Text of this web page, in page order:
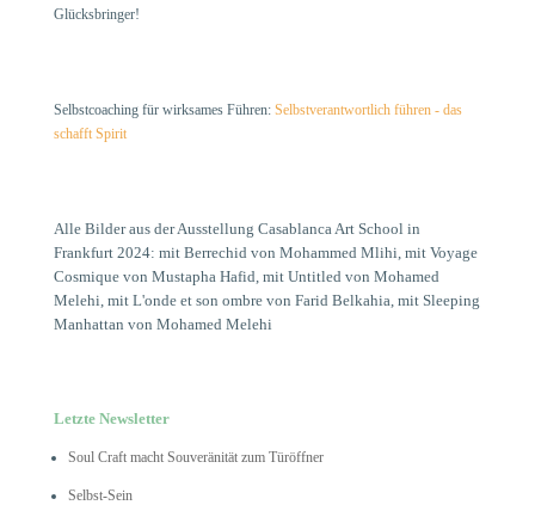
Glücksbringer!
Selbstcoaching für wirksames Führen: Selbstverantwortlich führen - das
schafft Spirit
Alle Bilder aus der Ausstellung Casablanca Art School in
Frankfurt 2024: mit Berrechid von Mohammed Mlihi, mit Voyage
Cosmique von Mustapha Hafid, mit Untitled von Mohamed
Melehi, mit L'onde et son ombre von Farid Belkahia, mit Sleeping
Manhattan von Mohamed Melehi
Letzte Newsletter
Soul Craft macht Souveränität zum Türöffner
Selbst-Sein